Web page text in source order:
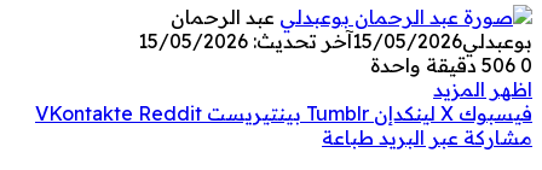
عبد الرحمان
بوعبدلي15/05/2026آخر تحديث: 15/05/2026
0
دقيقة واحدة
اظهر المزيد
فيسبوك ‫X لينكدإن بينتيريست
مشاركة عبر البريد طباعة